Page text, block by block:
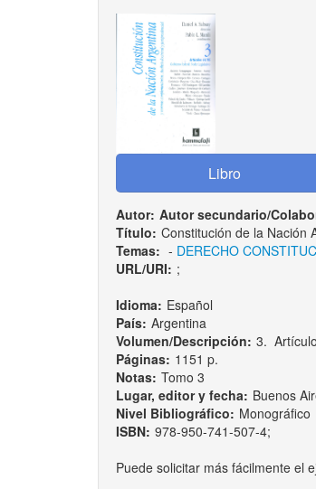
Autor: Autor secundario/
Título: Constitución de la Nación
Temas: - DERECHO
URL/URI: ;
Idioma: Español
País: Argentina
Volumen/Descripción: 3.
Páginas: 1151 p.
Notas: Tomo 3
Lugar, editor y fecha: Buenos
Nivel Bibliográfico: Monográfico
ISBN: 978-950-741-507-4;
Puede solicitar más fácilmente el